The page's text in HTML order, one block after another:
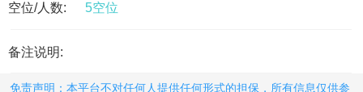
空位/人数: 5空位
备注说明:
免责声明：本平台不对任何人提供任何形式的担保，所有信息仅供参